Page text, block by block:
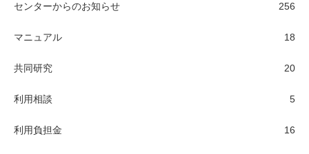
センターからのお知らせ 256
マニュアル 18
共同研究 20
利用相談 5
利用負担金 16